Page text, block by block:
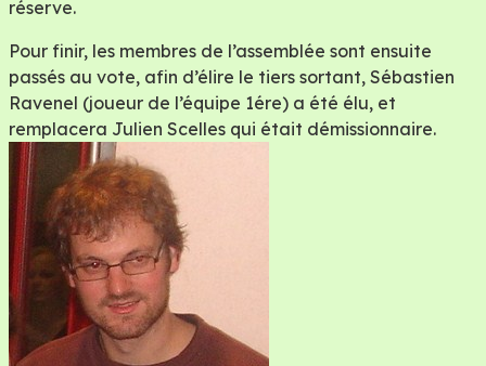
réserve.
Pour finir, les membres de l’assemblée sont ensuite
passés au vote, afin d’élire le tiers sortant, Sébastien
Ravenel (joueur de l’équipe 1ére) a été élu, et
remplacera Julien Scelles qui était démissionnaire.